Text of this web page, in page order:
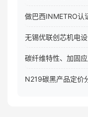
做巴西INMETRO认
无锡优联创芯机电
碳纤维特性、加固
N219碳黑产品定价